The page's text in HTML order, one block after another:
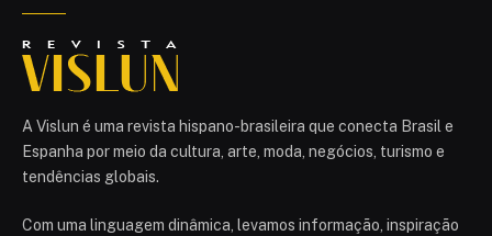
A Vislun é uma revista hispano-brasileira que conecta Brasil e
Espanha por meio da cultura, arte, moda, negócios, turismo e
tendências globais.
Com uma linguagem dinâmica, levamos informação, inspiração